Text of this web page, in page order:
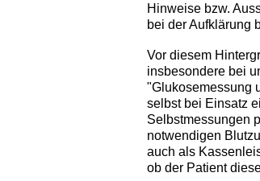
Hinweise bzw.
bei der Aufklärung
Vor diesem
insbesondere bei
"Glukosemessung
selbst bei Einsatz
Selbstmessungen
notwendigen
auch als
ob der Patient